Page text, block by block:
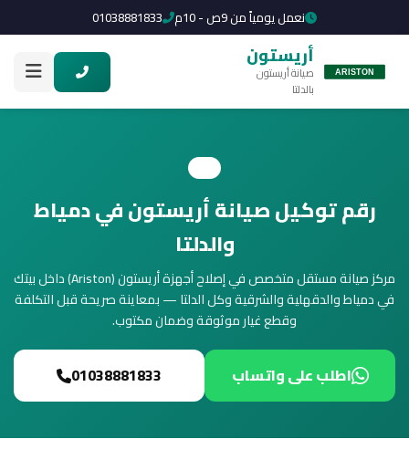
نعمل يومياً من 9ص - 10م 01038881833
أريستون
صيانة أريستون
بالدلتا
رقم توكيل صيانة أريستون في دمياط
والدلتا
مركز صيانة مستقل متخصص في إصلاح أجهزة أريستون (Ariston) داخل بيتك
في دمياط والدقهلية والشرقية وكل الدلتا — بمعاينة صريحة قبل التكلفة
وقطع غيار موثوقة وضمان مكتوب.
اطلب على واتساب 01038881833